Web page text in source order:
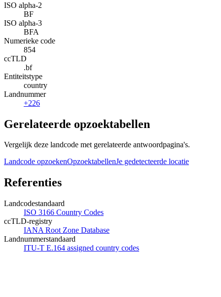
ISO alpha-2
BF
ISO alpha-3
BFA
Numerieke code
854
ccTLD
.bf
Entiteitstype
country
Landnummer
+226
Gerelateerde opzoektabellen
Vergelijk deze landcode met gerelateerde antwoordpagina's.
Landcode opzoekenOpzoektabellenJe gedetecteerde locatie
Referenties
Landcodestandaard
ISO 3166 Country Codes
ccTLD-registry
IANA Root Zone Database
Landnummerstandaard
ITU-T E.164 assigned country codes